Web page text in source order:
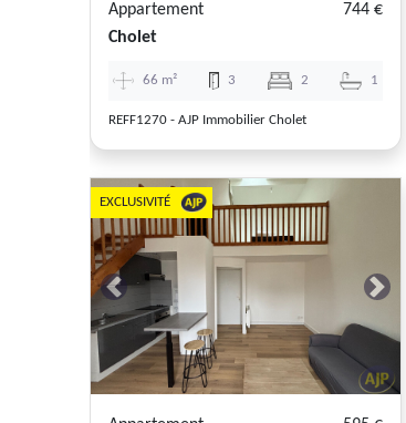
Appartement
744 €
Cholet
66 m² 3 2 1
REFF1270 - AJP Immobilier Cholet
Previous Next
EXCLUSIVITÉ